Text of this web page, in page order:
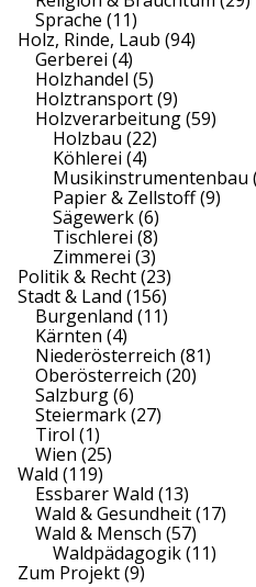
Sprache (11)
Holz, Rinde, Laub (94)
Gerberei (4)
Holzhandel (5)
Holztransport(9)
Holzverarbeitung(59)
Holzbau (22)
Köhlerei (4)
Musikinstrumentenbau
Papier & Zellstoff(9)
Sägewerk(6)
Tischlerei (8)
Zimmerei (3)
Politik & Recht(23)
Stadt & Land (156)
Burgenland (11)
Kärnten (4)
Niederösterreich (81)
Oberösterreich (20)
Salzburg(6)
Steiermark(27)
Tirol (1)
Wien (25)
Wald (119)
Essbarer Wald (13)
Wald & Gesundheit(17)
Wald & Mensch (57)
Waldpädagogik(11)
Zum Projekt(9)